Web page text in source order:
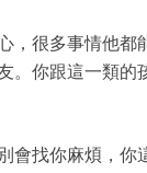
，很多事情他
。你跟這一類的
會找你麻煩，